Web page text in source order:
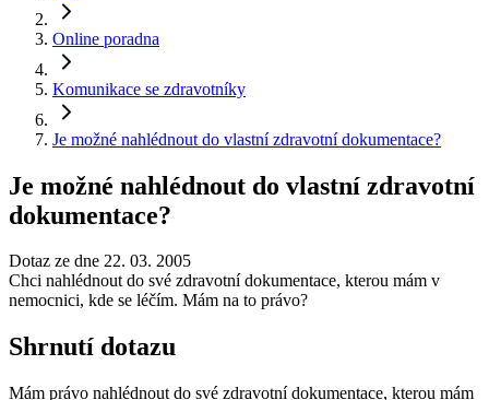
Online poradna
Komunikace se zdravotníky
Je možné nahlédnout do vlastní zdravotní dokumentace?
Je možné nahlédnout do vlastní zdravotní
dokumentace?
Dotaz ze dne 22. 03. 2005
Chci nahlédnout do své zdravotní dokumentace, kterou mám v
nemocnici, kde se léčím. Mám na to právo?
Shrnutí dotazu
Mám právo nahlédnout do své zdravotní dokumentace, kterou mám